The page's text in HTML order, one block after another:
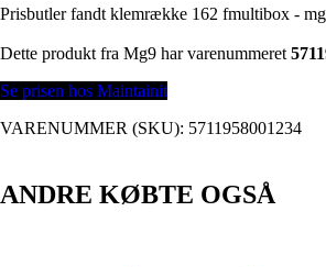
Prisbutler fandt klemrække 162 fmultibox -
Dette produkt fra Mg9 har varenummeret
Se prisen hos Maintainit
VARENUMMER (SKU): 5711958001234
ANDRE KØBTE OGSÅ